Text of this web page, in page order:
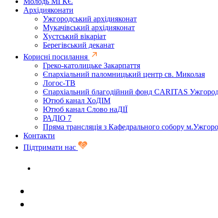
Архідияконати
Ужгородський архідияконат
Мукачівський архідияконат
Хустський вікаріат
Берегівський деканат
Корисні посилання
Греко-католицьке Закарпаття
Єпархіальний паломницький центр св. Миколая
Логос-ТВ
Єпархіальний благодійний фонд CARITAS
Ютюб канал ХоДІМ
Ютюб канал Слово наДІЇ
РАДІО 7
Пряма трансляція з Кафедрального собору
Контакти
Підтримати нас